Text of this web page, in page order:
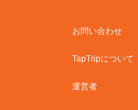
お問い合わせ
TapTripについて
運営者